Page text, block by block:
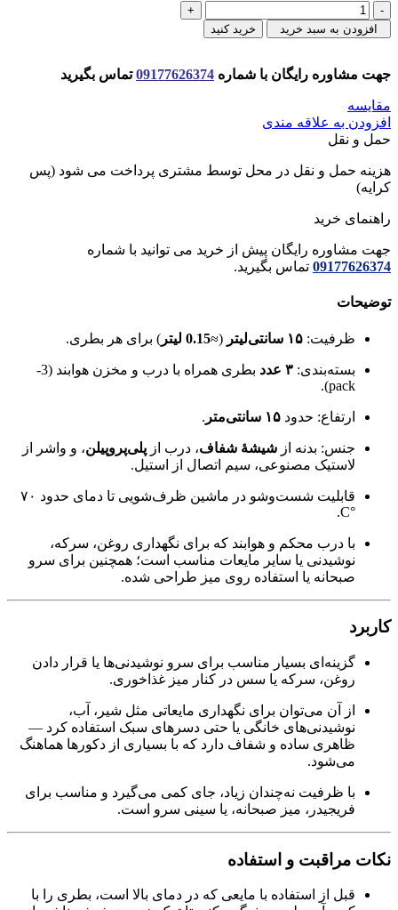
ست
3
تایی
150
لیتری
KORKEN
ایکیا
افزودن به سبد خرید خرید کنید
جهت مشاوره رایگان با شماره 09177626374تماس بگیرید
مقایسه
افزودن به علاقه مندی
حمل و نقل
هزینه حمل و نقل در محل توسط مشتری پرداخت می شود (پس
کرایه)
راهنمای خرید
جهت مشاوره رایگان پیش از خرید می توانید با شماره
09177626374 تماس بگیرید.
توضیحات
ظرفیت: ۱۵ سانتی‌لیتر (≈0.15 لیتر ) برای هر بطری.
بسته‌بندی: ۳ عدد
بطری همراه با درب و مخزن هوابند (3-
pack).
ارتفاع: حدود ۱۵ سانتی‌متر .
جنس: بدنه از شیشهٔ شفاف، درب از پلی‌پروپیلن، و واشر از
لاستیک مصنوعی، سیم اتصال از استیل.
قابلیت شست‌وشو در ماشین ظرف‌شویی تا دمای حدود ۷۰
°C.
با درب محکم و هوابند که برای نگهداری روغن، سرکه،
نوشیدنی یا سایر مایعات مناسب است؛ همچنین برای سرو
صبحانه یا استفاده روی میز طراحی شده.
کاربرد
گزینه‌ای بسیار مناسب برای سرو نوشیدنی‌ها یا قرار دادن
روغن، سرکه یا سس در کنار میز غذاخوری.
از آن می‌توان برای نگهداری مایعاتی مثل شیر، آب،
نوشیدنی‌های خانگی یا حتی دسرهای سبک استفاده کرد —
ظاهری ساده و شفاف دارد که با بسیاری از دکورها هماهنگ
می‌شود.
با ظرفیت نه‌چندان زیاد، جای کمی می‌گیرد و مناسب برای
فریجیدر، میز صبحانه، یا سینی سرو است.
نکات مراقبت و استفاده
قبل از استفاده با مایعی که در دمای بالا است، بطری را با